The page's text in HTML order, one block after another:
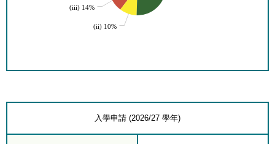
(iii) 14%
(ii) 10%
入學申請 (2026/27 學年)